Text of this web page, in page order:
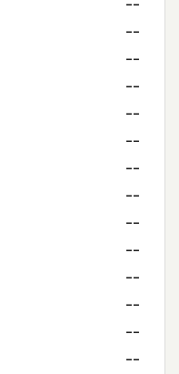
--
--
--
--
--
--
--
--
--
--
--
--
--